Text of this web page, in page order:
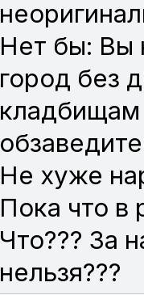
Нет бы: Вы
город без
кладбищам
Не хуже
Пока что в
Что??? За
нельзя???